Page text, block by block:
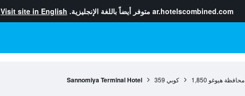
ar.hotelscombined.com متوفر أيضاً باللغة الإنجليزية. Visit site in English
محافظة هيوغو 1,850 كوبي 359
Sannomiya Terminal Hotel